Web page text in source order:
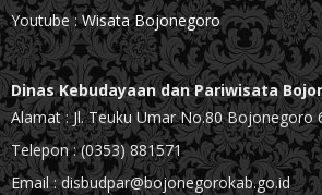
Youtube :Wisata Bojonegoro
Dinas Kebudayaan dan Pariwisata
Alamat : Jl. Teuku Umar No.80 Bojonegoro
Telepon : (0353) 881571
Email : disbudpar@bojonegorokab.go.id